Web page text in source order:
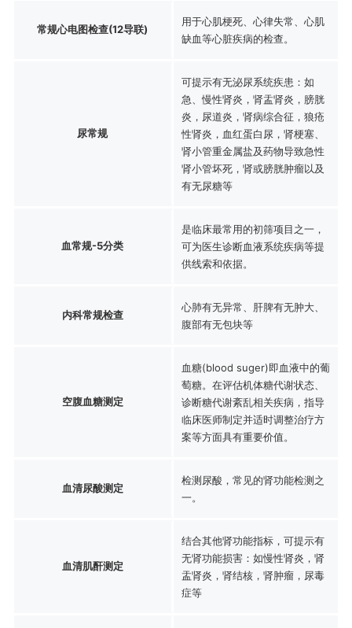
常规心电图检查(12导联)
用于心肌梗死、心律失常、心肌
缺血等心脏疾病的检查。
尿常规
可提示有无泌尿系统疾患：如
急、慢性肾炎，肾盂肾炎，膀胱
炎，尿道炎，肾病综合征，狼疮
性肾炎，血红蛋白尿，肾梗塞、
肾小管重金属盐及药物导致急性
肾小管坏死，肾或膀胱肿瘤以及
有无尿糖等
血常规-5分类
是临床最常用的初筛项目之一，
可为医生诊断血液系统疾病等提
供线索和依据。
内科常规检查
心肺有无异常、肝脾有无肿大、
腹部有无包块等
空腹血糖测定
血糖(blood suger)即血液中的葡
萄糖。在评估机体糖代谢状态、
诊断糖代谢紊乱相关疾病，指导
临床医师制定并适时调整治疗方
案等方面具有重要价值。
血清尿酸测定
检测尿酸，常见的肾功能检测之
一。
血清肌酐测定
结合其他肾功能指标，可提示有
无肾功能损害：如慢性肾炎，肾
盂肾炎，肾结核，肾肿瘤，尿毒
症等